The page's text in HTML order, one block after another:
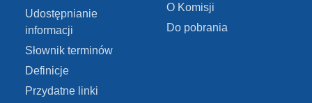
Udostępnianie
informacji
Słownik terminów
Definicje
Przydatne linki
O Komisji
Do pobrania